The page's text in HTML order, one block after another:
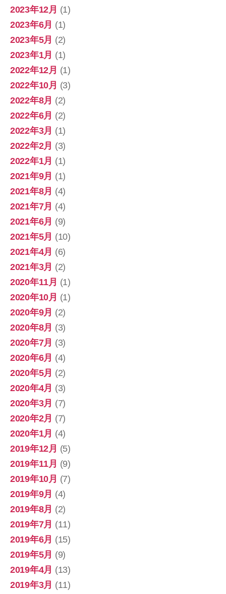
2023年12月 (1)
2023年6月 (1)
2023年5月 (2)
2023年1月 (1)
2022年12月 (1)
2022年10月 (3)
2022年8月 (2)
2022年6月 (2)
2022年3月 (1)
2022年2月 (3)
2022年1月 (1)
2021年9月 (1)
2021年8月 (4)
2021年7月 (4)
2021年6月 (9)
2021年5月 (10)
2021年4月 (6)
2021年3月 (2)
2020年11月 (1)
2020年10月 (1)
2020年9月 (2)
2020年8月 (3)
2020年7月 (3)
2020年6月 (4)
2020年5月 (2)
2020年4月 (3)
2020年3月 (7)
2020年2月 (7)
2020年1月 (4)
2019年12月 (5)
2019年11月 (9)
2019年10月 (7)
2019年9月 (4)
2019年8月 (2)
2019年7月 (11)
2019年6月 (15)
2019年5月 (9)
2019年4月 (13)
2019年3月 (11)